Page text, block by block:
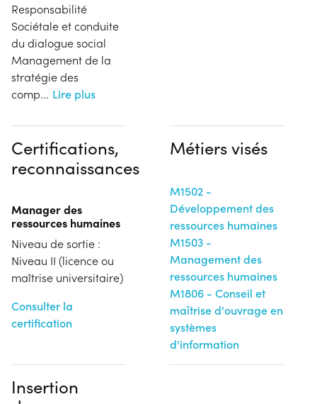
Responsabilité
Sociétale et conduite
du dialogue social
Management de la
stratégie des
comp... Lire plus
Certifications,
reconnaissances
Manager des
ressources humaines
Niveau de sortie :
Niveau II (licence ou
maîtrise universitaire)
Consulter la
certification
Métiers visés
M1502 -
Développement des
ressources humaines
M1503 -
Management des
ressources humaines
M1806 - Conseil et
maîtrise d'ouvrage en
systèmes
d'information
Insertion